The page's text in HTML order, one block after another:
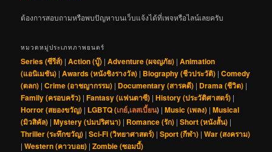
ต้องการสอบถามหรือพบปัญหาบนเว็บแจ้งได้ที่เพจหรือไลน์เลยครับ
หมวดหมู่ประเภทภาพยนตร์
Series (ซีรีส์) |Action (บู๊) |Adventure (ผจญภัย) |Animation
(แอนิเมชัน) |Awards (หนังชิงรางวัล) | Biography (ชีวประวัติ) |Comedy
(ตลก) |Crime (อาชญากรรม) | Documentary (สารคดี) | Drama (ชีวิต) |
Family (ครอบครัว) |Fantasy (แฟนตาซี) |History (ประวัติศาสตร์) |
Horror (สยองขวัญ) | LGBTQ (เกย์,เลสเบี้ยน) |Music (เพลง) |Musical
(มิวสิคัล) |Mystery (ปมปริศนา) | Romance (รัก) |Short (หนังสั้น) |
Thriller (ระทึกขวัญ) |Sci-Fi (วิทยาศาสตร์) |Sport (กีฬา) |War (สงคราม)
|Western (คาวบอย) |Zombie (ซอมบี้)